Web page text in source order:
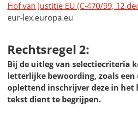
Hof van Justitie EU (C-470/99, 12
eur-lex.europa.eu
Rechtsregel 2:
Bij de uitleg van selectiecriteria
letterlijke bewoording, zoals een
oplettend inschrijver deze in het
tekst dient te begrijpen.